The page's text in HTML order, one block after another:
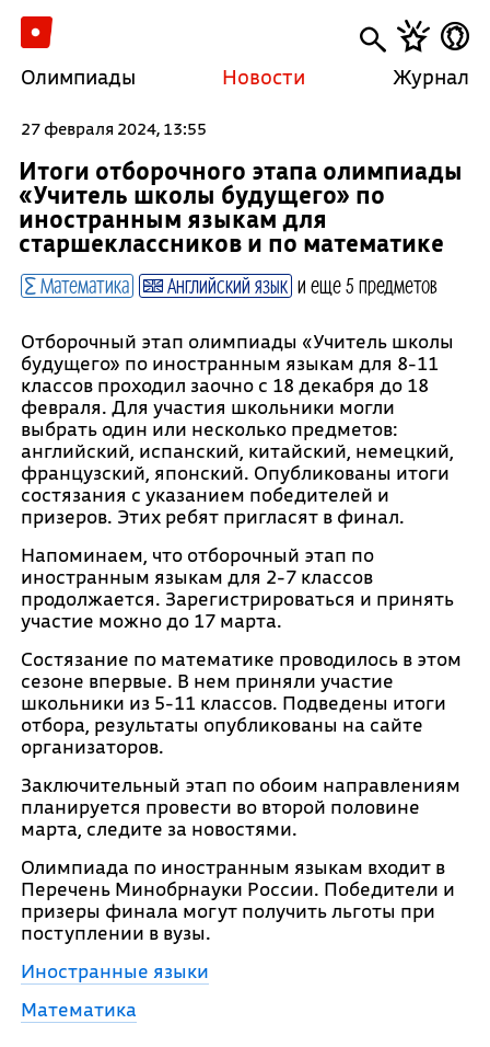
Олимпиады Новости Журнал
27 февраля 2024, 13:55
Итоги отборочного этапа олимпиады
«Учитель школы будущего» по
иностранным языкам для
старшеклассников и по математике
Математика Английский язык и еще 5 предметов
Отборочный этап олимпиады «Учитель школы
будущего» по иностранным языкам для 8-11
классов проходил заочно с 18 декабря до 18
февраля. Для участия школьники могли
выбрать один или несколько предметов:
английский, испанский, китайский, немецкий,
французский, японский. Опубликованы итоги
состязания с указанием победителей и
призеров. Этих ребят пригласят в финал.
Напоминаем, что отборочный этап по
иностранным языкам для 2-7 классов
продолжается. Зарегистрироваться и принять
участие можно до 17 марта.
Состязание по математике проводилось в этом
сезоне впервые. В нем приняли участие
школьники из 5-11 классов. Подведены итоги
отбора, результаты опубликованы на сайте
организаторов.
Заключительный этап по обоим направлениям
планируется провести во второй половине
марта, следите за новостями.
Олимпиада по иностранным языкам входит в
Перечень Минобрнауки России. Победители и
призеры финала могут получить льготы при
поступлении в вузы.
Иностранные языки
Математика